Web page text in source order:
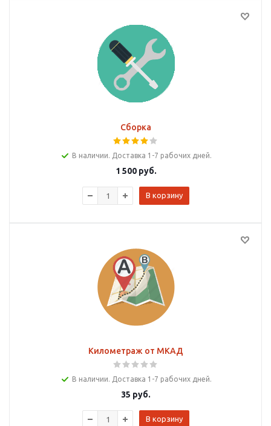
Сборка
В наличии. Доставка 1-7 рабочих дней.
1 500руб.
В корзину
Километраж от МКАД
В наличии. Доставка 1-7 рабочих дней.
35 руб.
В корзину